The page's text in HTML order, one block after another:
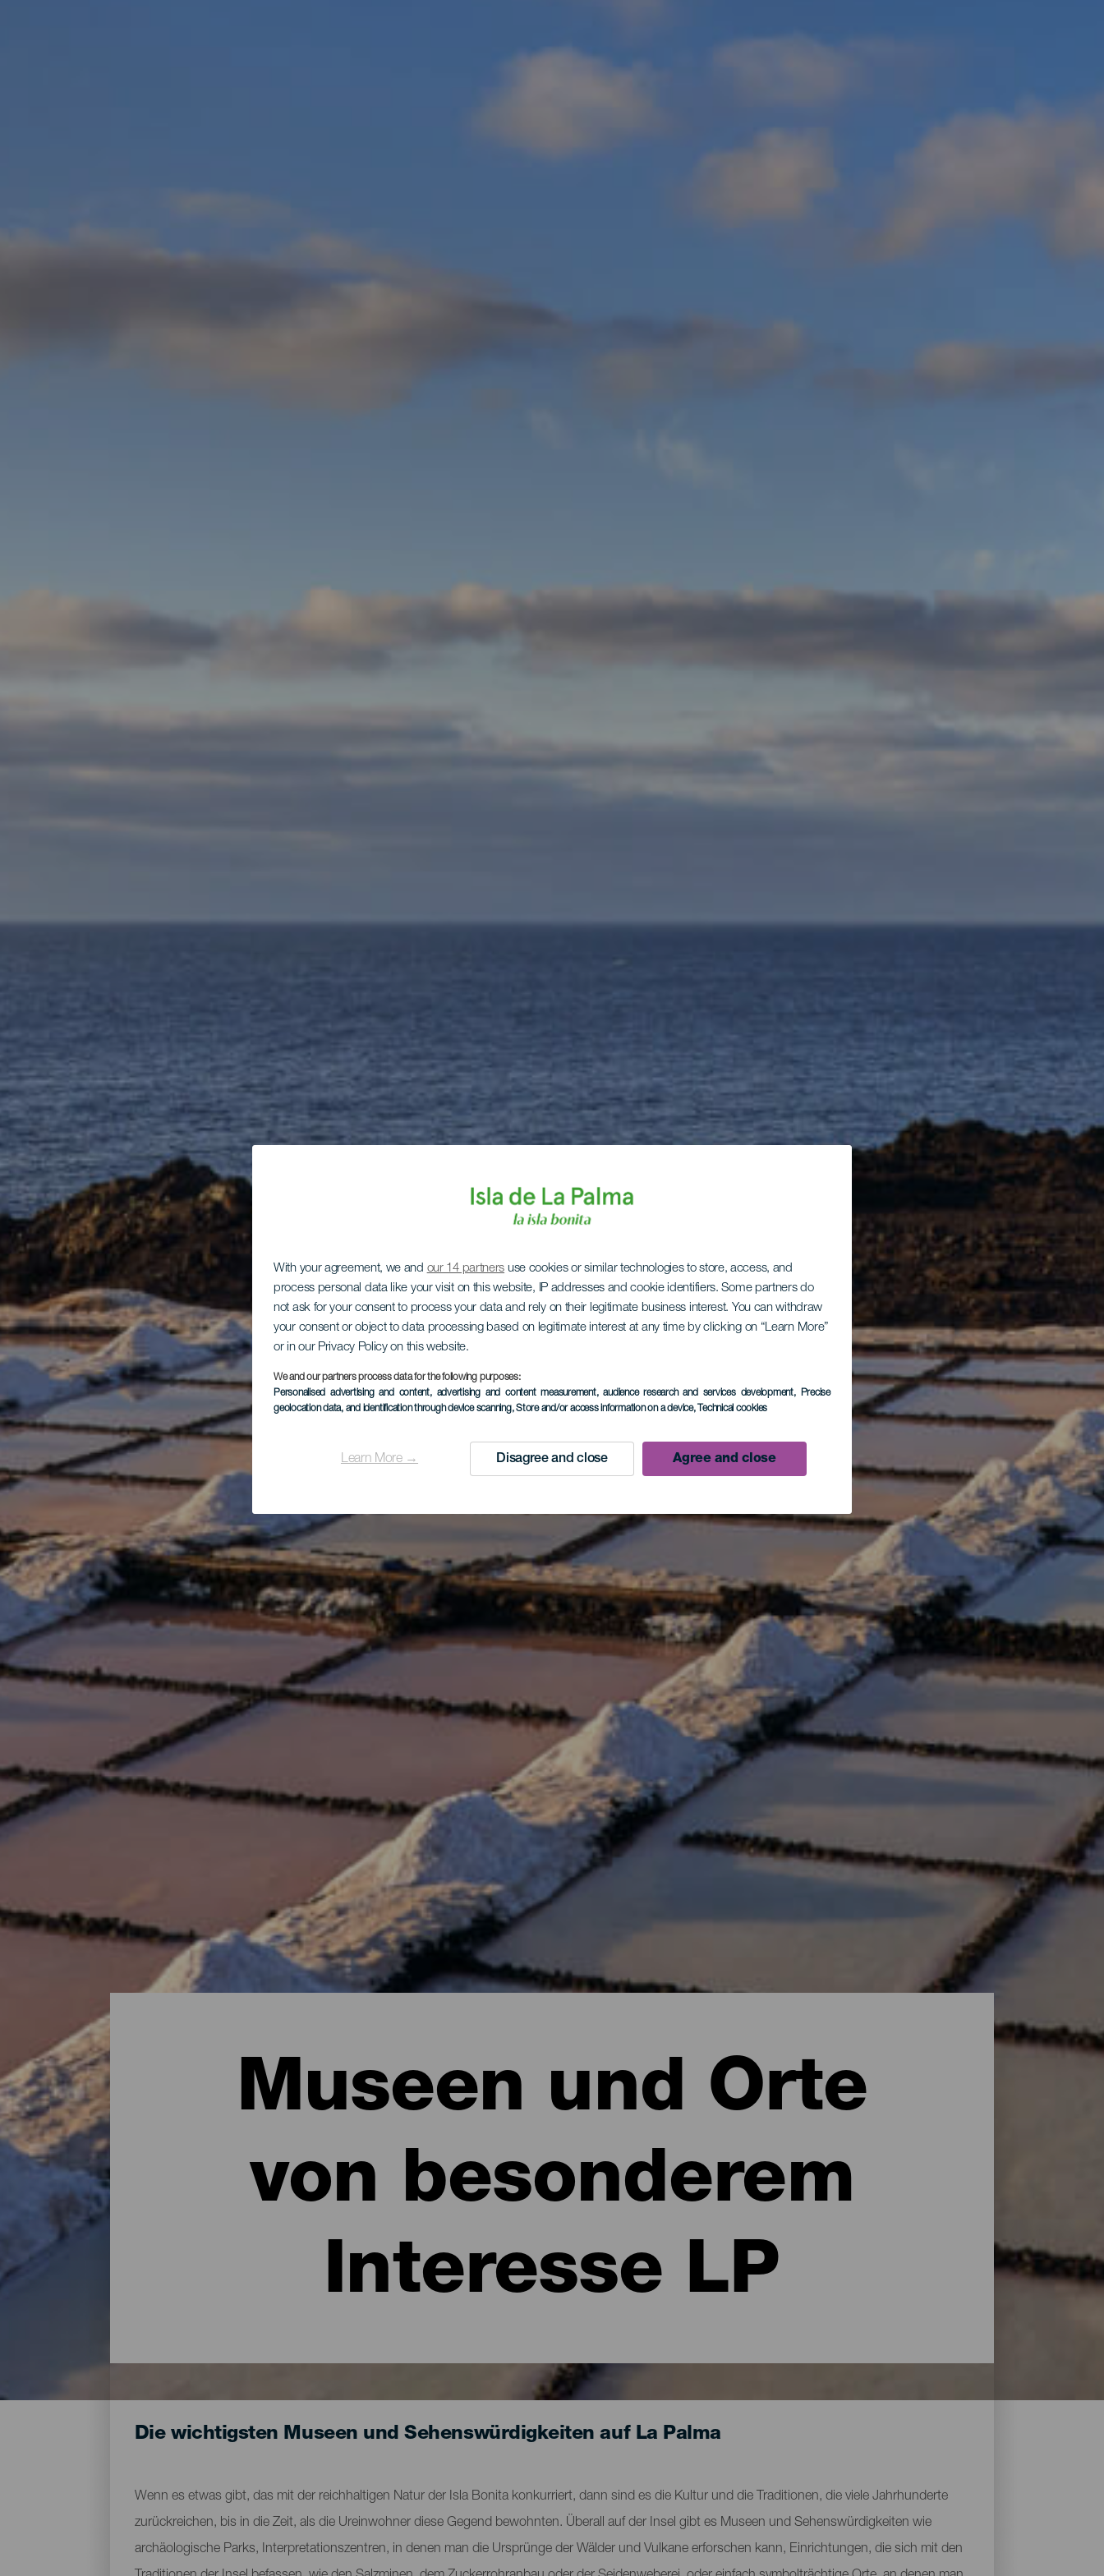
With your agreement, we and our 14 partners use cookies or similar technologies to store, access, and
process personal data like your visit on this website, IP addresses and cookie identifiers. Some partners do
not ask for your consent to process your data and rely on their legitimate business interest. You can withdraw
your consent or object to data processing based on legitimate interest at any time by clicking on “Learn More”
or in our Privacy Policy on this website.
We and our partners process data for the following purposes:
Personalised advertising and content, advertising and content measurement, audience research and services development, Precise
geolocation data, and identification through device scanning, Store and/or access information on a device, Technical cookies
Learn More → Disagree and close Agree and close
Museen und Orte
von besonderem
Interesse LP
Die wichtigsten Museen und Sehenswürdigkeiten auf La Palma
Wenn es etwas gibt, das mit der reichhaltigen Natur der Isla Bonita konkurriert, dann sind es die Kultur und die Traditionen, die viele Jahrhunderte
zurückreichen, bis in die Zeit, als die Ureinwohner diese Gegend bewohnten. Überall auf der Insel gibt es Museen und Sehenswürdigkeiten wie
archäologische Parks, Interpretationszentren, in denen man die Ursprünge der Wälder und Vulkane erforschen kann, Einrichtungen, die sich mit den